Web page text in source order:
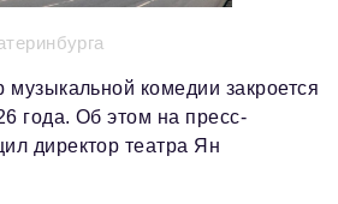
редакционная подписка
музыкальной комедии закроется
года. Об этом на пресс-
директор театра Ян